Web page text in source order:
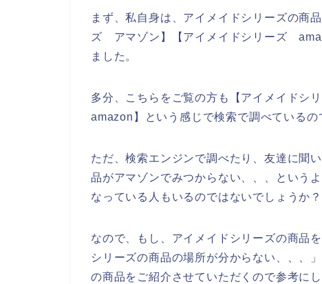
まず、私自身は、アイメイドシリーズの商
ズ アマゾン】【アイメイドシリーズ
ました。
多分、こちらをご覧の方も【アイメイド
amazon】という感じで検索で調べているの
ただ、検索エンジンで調べたり、友達に聞
品がアマゾンでみつからない、、、という
なっている人もいるのではないでしょうか？
なので、もし、アイメイドシリーズの商品
シリーズの商品の場所が分からない、、、
の商品をご紹介させていただくので参考に